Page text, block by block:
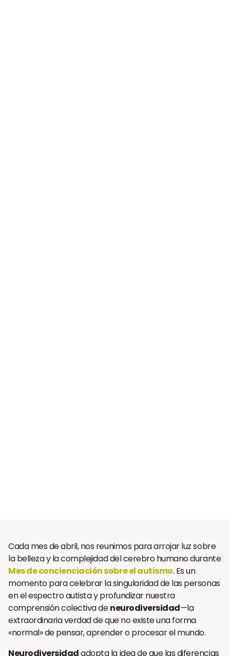
Cada mes de abril, nos reunimos para arrojar luz sobre
la belleza y la complejidad del cerebro humano durante
Mes de concienciación sobre el autismo. Es un
momento para celebrar la singularidad de las personas
en el espectro autista y profundizar nuestra
comprensión colectiva deneurodiversidad—la
extraordinaria verdad de que no existe una forma
«normal» de pensar, aprender o procesar el mundo.
Neurodiversidadadopta la idea de que las diferencias